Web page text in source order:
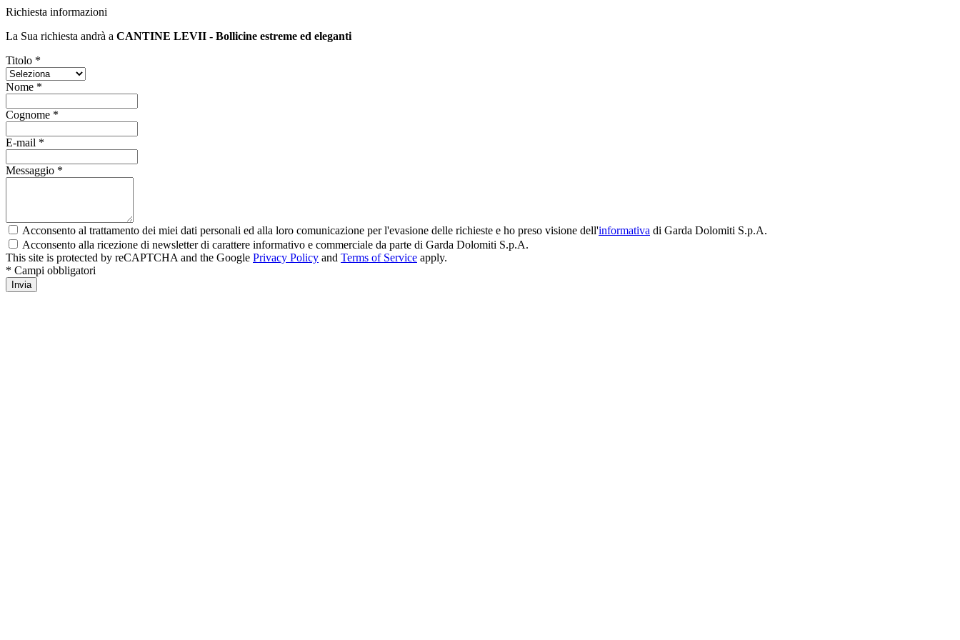
Richiesta informazioni
La Sua richiesta andrà a CANTINE LEVII - Bollicine estreme ed eleganti
Titolo *
Nome *
Cognome *
E-mail *
Messaggio *
Acconsento al trattamento dei miei dati personali ed alla loro comunicazione per l'evasione delle richieste e ho preso visione dell'informativa di Garda Dolomiti S.p.A.
Acconsento alla ricezione di newsletter di carattere informativo e commerciale da parte di Garda Dolomiti S.p.A.
This site is protected by reCAPTCHA and the Google Privacy Policy and Terms of Service apply.
* Campi obbligatori
Invia